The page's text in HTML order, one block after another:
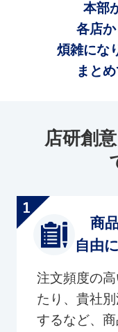
本部
各店か
煩雑にな
まと
店研創
商
自由
注文頻度の
たり、貴社
するなど、